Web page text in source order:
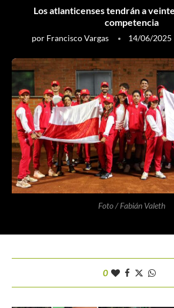
Los atlanticenses tendrán a
competencia
por Francisco Vargas 14/06/2025
Foto / Fabián Valeth
0